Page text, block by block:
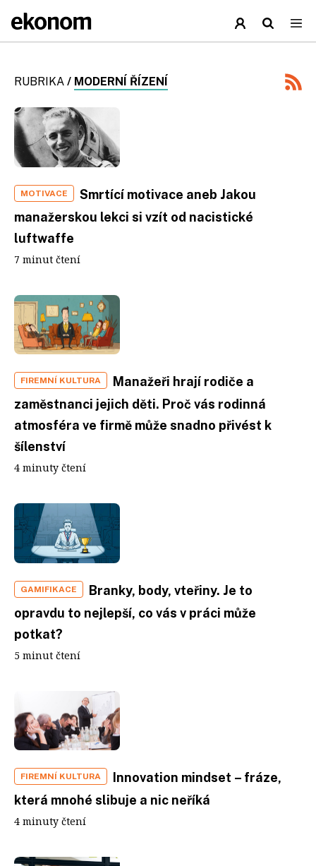
RUBRIKA / MODERNÍ ŘÍZENÍ
MOTIVACE
Smrtící motivace aneb Jakou
manažerskou lekci si vzít od nacistické
luftwaffe
7 minut čtení
FIREMNÍ KULTURA
Manažeři hrají rodiče a
zaměstnanci jejich děti. Proč vás rodinná
atmosféra ve firmě může snadno přivést k
šílenství
4 minuty čtení
GAMIFIKACE
Branky, body, vteřiny. Je to
opravdu to nejlepší, co vás v práci může
potkat?
5 minut čtení
FIREMNÍ KULTURA
Innovation mindset – fráze,
která mnohé slibuje a nic neříká
4 minuty čtení